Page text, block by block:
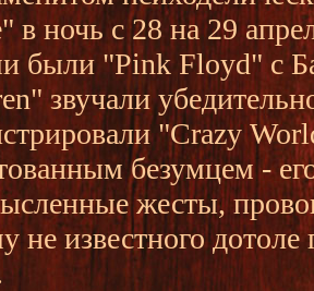
в ночь с 28 на 29
были "Pink Floyd" с
звучали
"Crazy
безумцем -
жесты,
не известного